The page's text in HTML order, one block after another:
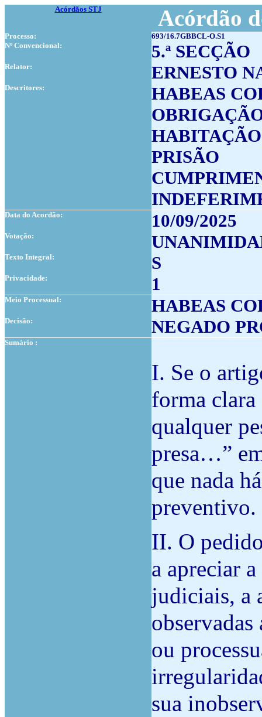
Acórdãos STJ Acórdão
Processo:
693/16.7GBBCL-O.S1
Nº Convencional:
5.ª SECÇÃO
Relator: ERNESTO
Descritores:
HABEAS
HABITAÇÃO
PRISÃO
Data do Acordão: 10/09/2025
Votação:
Texto Integral: S
Privacidade: 1
Meio Processual: HABEAS
Decisão: NEGADO
Sumário :
I. Se o
forma
qualquer
presa…”
que nada
preventivo.
II. O
a apreciar
judiciais, a
ou
sua